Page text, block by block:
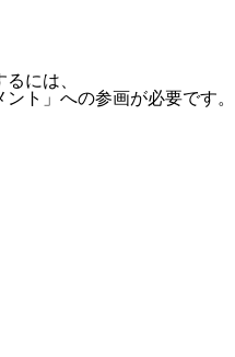
には、
ト」への参画が必要です。